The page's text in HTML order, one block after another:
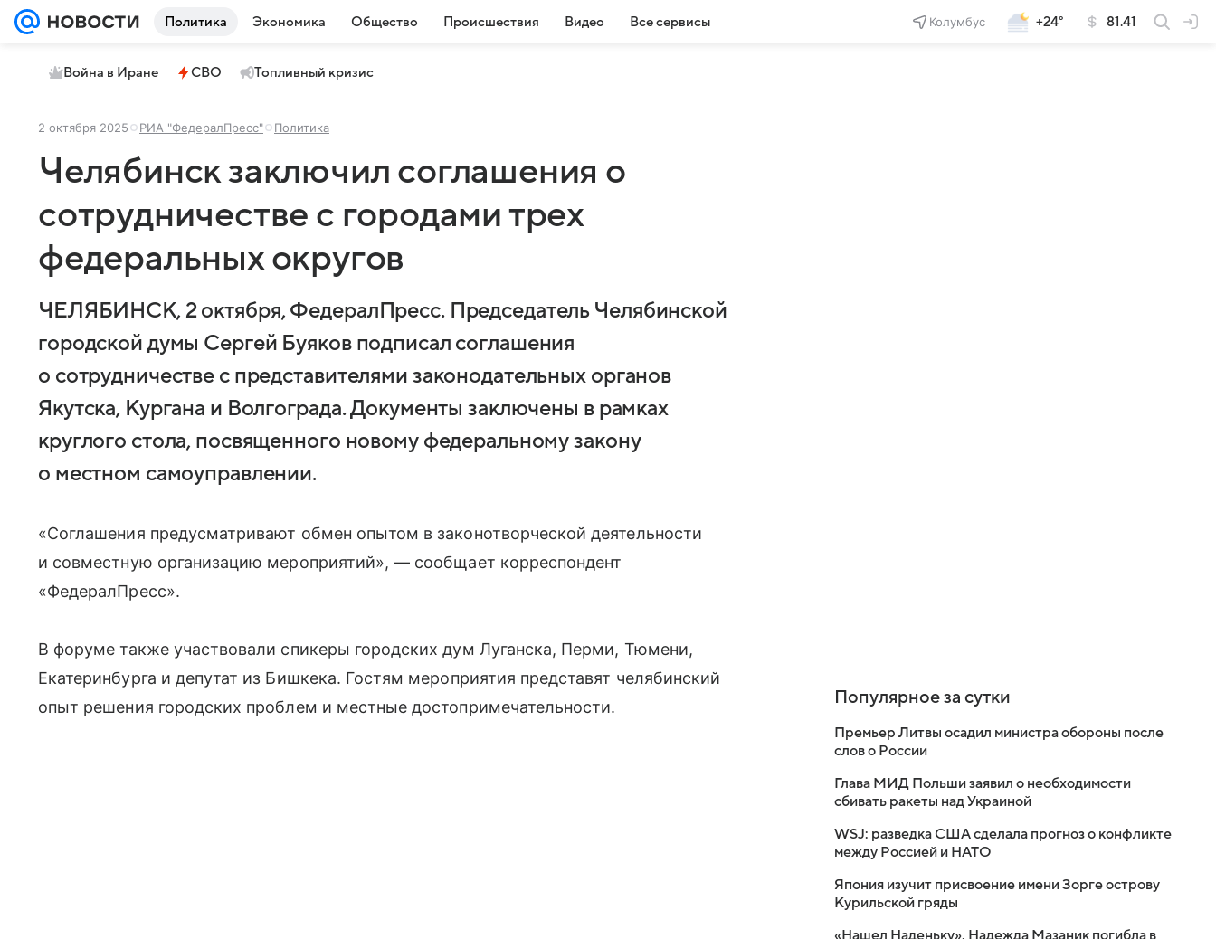
Политика Экономика Общество Происшествия Видео Все сервисы Колумбус +24° 81.41
Война в Иране СВО Топливный кризис
2 октября 2025 РИА "ФедералПресс" Политика
Челябинск заключил соглашения о
сотрудничестве с городами трех
федеральных округов
ЧЕЛЯБИНСК, 2 октября, ФедералПресс. Председатель Челябинской
городской думы Сергей Буяков подписал соглашения
о сотрудничестве с представителями законодательных органов
Якутска, Кургана и Волгограда. Документы заключены в рамках
круглого стола, посвященного новому федеральному закону
о местном самоуправлении.
«Соглашения предусматривают обмен опытом в законотворческой деятельности
и совместную организацию мероприятий», — сообщает корреспондент
«ФедералПресс».
В форуме также участвовали спикеры городских дум Луганска, Перми, Тюмени,
Екатеринбурга и депутат из Бишкека. Гостям мероприятия представят челябинский
опыт решения городских проблем и местные достопримечательности.
Популярное за сутки
Премьер Литвы осадил министра обороны после
слов о России
Глава МИД Польши заявил о необходимости
сбивать ракеты над Украиной
WSJ: разведка США сделала прогноз о конфликте
между Россией и НАТО
Япония изучит присвоение имени Зорге острову
Курильской гряды
«Нашел Наденьку». Надежда Мазаник погибла в